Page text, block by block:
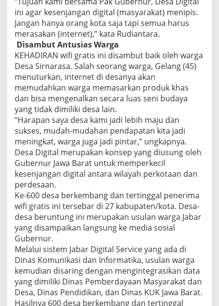
ini agar kesenjangan digital (masyarakat) menipis.
Jangan hanya orang kota saja tapi semua harus
merasakan (internet),” kata Rudiantara.
Disambut Antusias Warga
KEHADIRAN wifi gratis ini disambut baik oleh warga
Desa Sirnarasa. Salah seorang warga, Gelang (45)
menuturkan, internet di desanya akan
memudahkan warga memasarkan produk khas
dan bisa mengenalkan secara luas seni budaya
yang tidak dimiliki desa lain.
“Harapan saya desa kami jadi lebih maju dan
sukses, mudah-mudahan pendapatan kita jadi
meningkat, warga juga jadi pintar,” ungkapnya.
Desa Digital merupakan konsep yang diusung oleh
Gubernur Jawa Barat untuk memperkecil
kesenjangan digital antara wilayah perkotaan dan
perdesaan.
Ke-600 desa berkembang dan tertinggal penerima
wifi gratis ini tersebar di 27 kabupaten/kota. Desa-
desa beruntung ini merupakan usulan warga Jabar
yang disampaikan langsung ke media sosial
Gubernur.
Melalui sistem Jabar Digital Service yang ada di
Dinas Komunikasi dan Informatika, usulan warga
kemudian disaring dengan mengintegrasikan data
yang dimiliki Dinas Pemberdayaan Masyarakat dan
Desa, Dinas Pendidikan, dan Dinas KUK Jawa Barat.
Hasilnya 600 desa berkembang dan tertinggal